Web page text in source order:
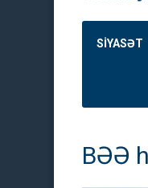
SİYASƏT
BƏƏ